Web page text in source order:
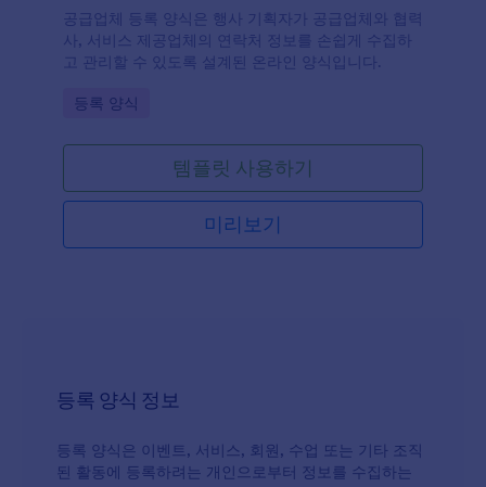
공급업체 등록 양식은 행사 기획자가 공급업체와 협력
사, 서비스 제공업체의 연락처 정보를 손쉽게 수집하
고 관리할 수 있도록 설계된 온라인 양식입니다.
Go to Category:
등록 양식
템플릿 사용하기
미리보기
등록 양식 정보
등록 양식은 이벤트, 서비스, 회원, 수업 또는 기타 조직
된 활동에 등록하려는 개인으로부터 정보를 수집하는